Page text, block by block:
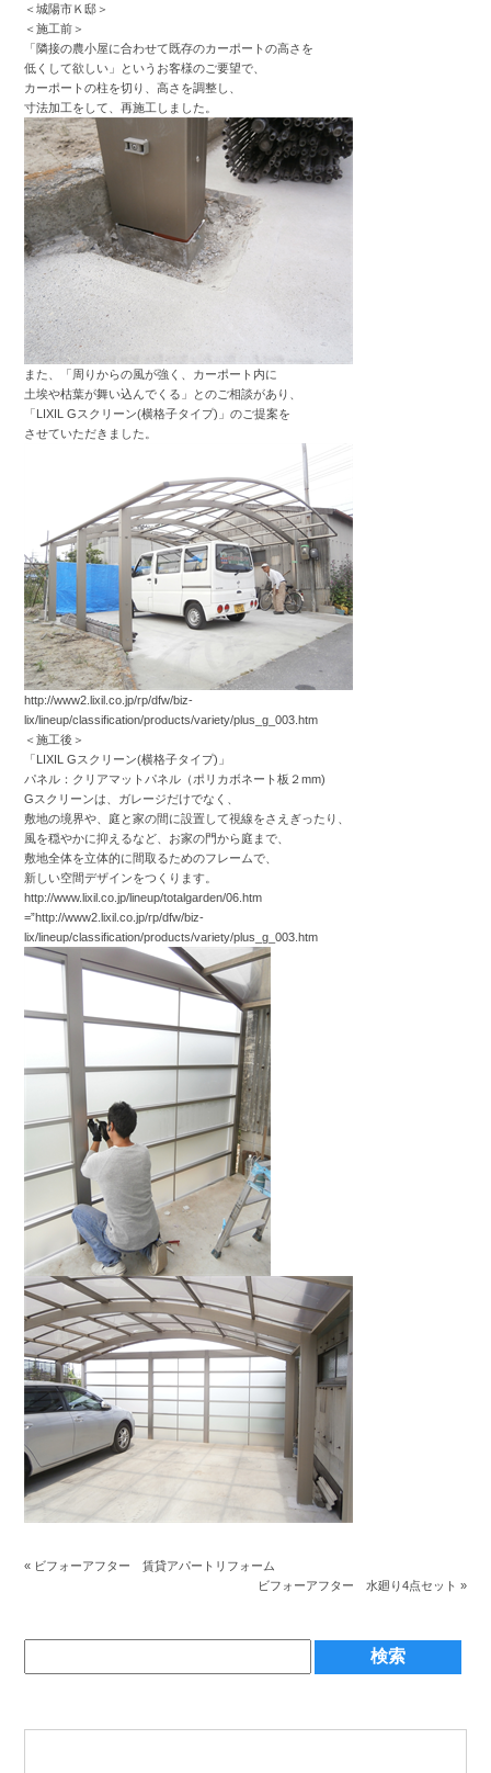
＜城陽市Ｋ邸＞
＜施工前＞
「隣接の農小屋に合わせて既存のカーポートの高さを
低くして欲しい」というお客様のご要望で、
カーポートの柱を切り、高さを調整し、
寸法加工をして、再施工しました。
また、「周りからの風が強く、カーポート内に
土埃や枯葉が舞い込んでくる」とのご相談があり、
「LIXIL Gスクリーン(横格子タイプ)」のご提案を
させていただきました。
http://www2.lixil.co.jp/rp/dfw/biz-
lix/lineup/classification/products/variety/plus_g_003.htm
＜施工後＞
「LIXIL Gスクリーン(横格子タイプ)」
パネル：クリアマットパネル（ポリカボネート板２mm)
Gスクリーンは、ガレージだけでなく、
敷地の境界や、庭と家の間に設置して視線をさえぎったり、
風を穏やかに抑えるなど、お家の門から庭まで、
敷地全体を立体的に間取るためのフレームで、
新しい空間デザインをつくります。
http://www.lixil.co.jp/lineup/totalgarden/06.htm
=”http://www2.lixil.co.jp/rp/dfw/biz-
lix/lineup/classification/products/variety/plus_g_003.htm
« ビフォーアフター 賃貸アパートリフォーム
ビフォーアフター 水廻り4点セット »